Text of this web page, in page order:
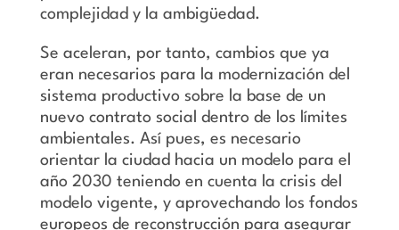
complejidad y la ambigüedad.
Se aceleran, por tanto, cambios que ya
eran necesarios para la modernización del
sistema productivo sobre la base de un
nuevo contrato social dentro de los límites
ambientales. Así pues, es necesario
orientar la ciudad hacia un modelo para el
año 2030 teniendo en cuenta la crisis del
modelo vigente, y aprovechando los fondos
europeos de reconstrucción para asegurar